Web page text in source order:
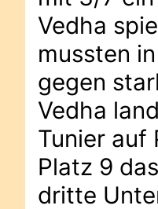
Vedha
mussten
gegen
Vedha
Tunier auf
Platz 9
dritte